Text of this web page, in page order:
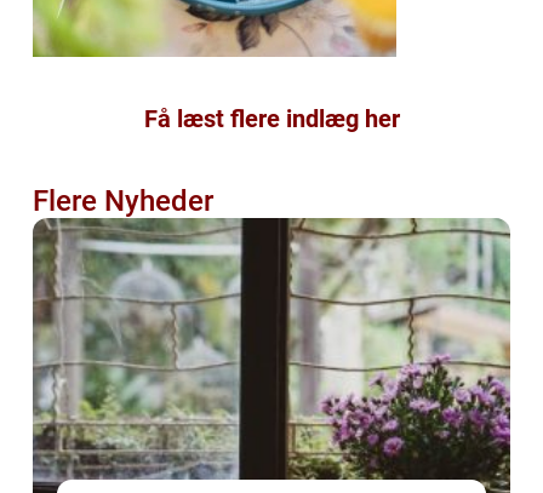
Få læst flere indlæg her
Flere Nyheder